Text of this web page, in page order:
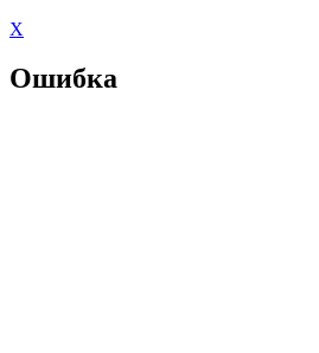
X
Ошибка